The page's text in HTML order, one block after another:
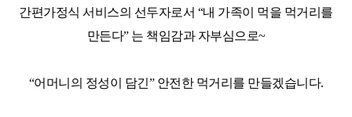
간편가정식 서비스의 선두자로서 “내 가족이 먹을 먹거리를
만든다” 는 책임감과 자부심으로~
“어머니의 정성이 담긴” 안전한 먹거리를 만들겠습니다.